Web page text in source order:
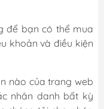
để bạn có thể mua
khoản và điều kiện
nào của trang web
nhân danh bất kỳ